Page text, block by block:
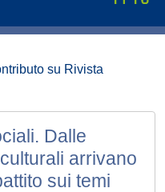
su Rivista
Dalle
arrivano
sui temi